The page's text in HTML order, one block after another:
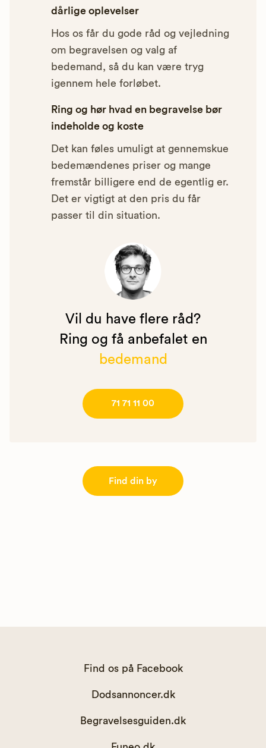
dårlige oplevelser
Hos os får du gode råd og vejledning
om begravelsen og valg af
bedemand, så du kan være tryg
igennem hele forløbet.
Ring og hør hvad en begravelse bør
indeholde og koste
Det kan føles umuligt at gennemskue
bedemændenes priser og mange
fremstår billigere end de egentlig er.
Det er vigtigt at den pris du får
passer til din situation.
Vil du have flere råd?
Ring og få anbefalet en
bedemand
71 71 11 00
Find din by
Find os på Facebook
Dodsannoncer.dk
Begravelsesguiden.dk